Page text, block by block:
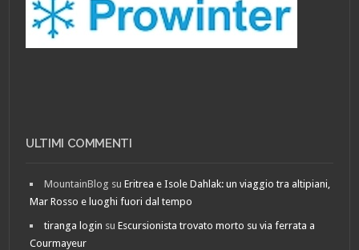
ULTIMI COMMENTI
MountainBlog suEritrea e Isole Dahlak: un viaggio tra altipiani,
Mar Rosso e luoghi fuori dal tempo
tiranga login suEscursionista trovato morto su via ferrata a
Courmayeur